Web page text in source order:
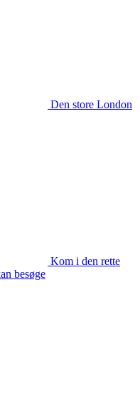
Den store London
Kom i den rette
besøge